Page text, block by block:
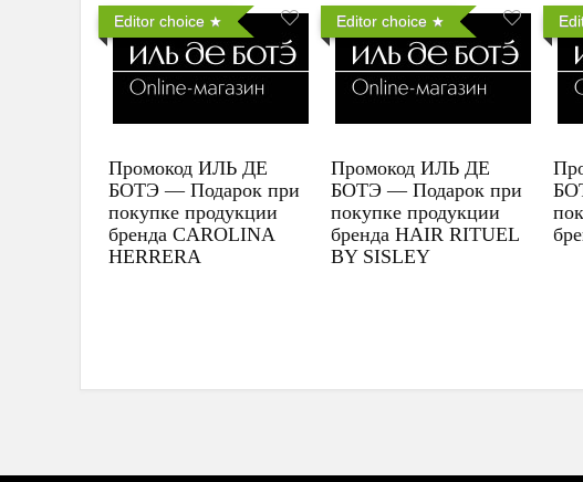
Editor choice
Промокод ИЛЬ ДЕ
БОТЭ — Подарок при
покупке продукции
бренда CAROLINA
HERRERA
Editor choice
Промокод ИЛЬ ДЕ
БОТЭ — Подарок при
покупке продукции
бренда HAIR RITUEL
BY SISLEY